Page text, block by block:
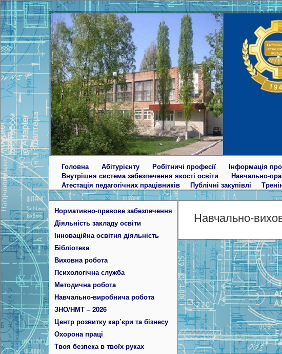
Головна Абітурієнту Робітничі професії Інформація
Внутрішня система забезпечення якості освіти
Навчально-
Атестація педагогічних працівників
Публічні закупівлі
Нормативно-правове забезпечення
Діяльність закладу освіти
Інноваційна освітня діяльність
Бібліотека
Виховна робота
Психологічна служба
Методична робота
Навчально-виробнича робота
ЗНО/НМТ – 2026
Центр розвитку кар’єри та бізнесу
Охорона праці
Твоя безпека в твоїх руках
Навчально-